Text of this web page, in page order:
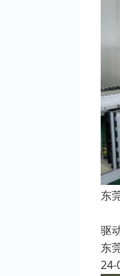
东
驱
东
24-